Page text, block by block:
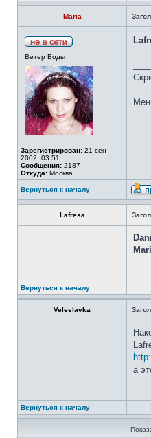
Maria
Ветер Воды
Зарегистрирован: 21 сен
2002, 03:51
Сообщения: 2187
Откуда: Москва
Вернуться к началу
Lafresa
Вернуться к началу
Veleslavka
а
Вернуться к началу